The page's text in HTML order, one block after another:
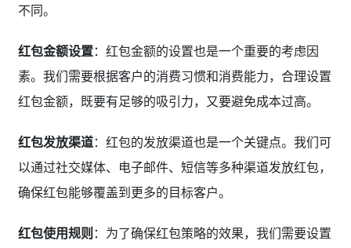
不同。
红包金额设置：红包金额的设置也是一个重要的考虑因
素。我们需要根据客户的消费习惯和消费能力，合理设置
红包金额，既要有足够的吸引力，又要避免成本过高。
红包发放渠道：红包的发放渠道也是一个关键点。我们可
以通过社交媒体、电子邮件、短信等多种渠道发放红包，
确保红包能够覆盖到更多的目标客户。
红包使用规则 ：为了确保红包策略的效果，我们需要设置